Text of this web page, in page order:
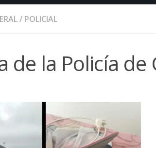
/ POLICIAL
de la Policía de